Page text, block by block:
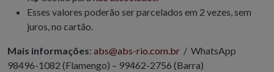
Esses valores poderão ser parcelados em 2 vezes, sem
juros, no cartão.
Mais informações: abs@abs-rio.com.br / WhatsApp
98496-1082 (Flamengo) – 99462-2756 (Barra)